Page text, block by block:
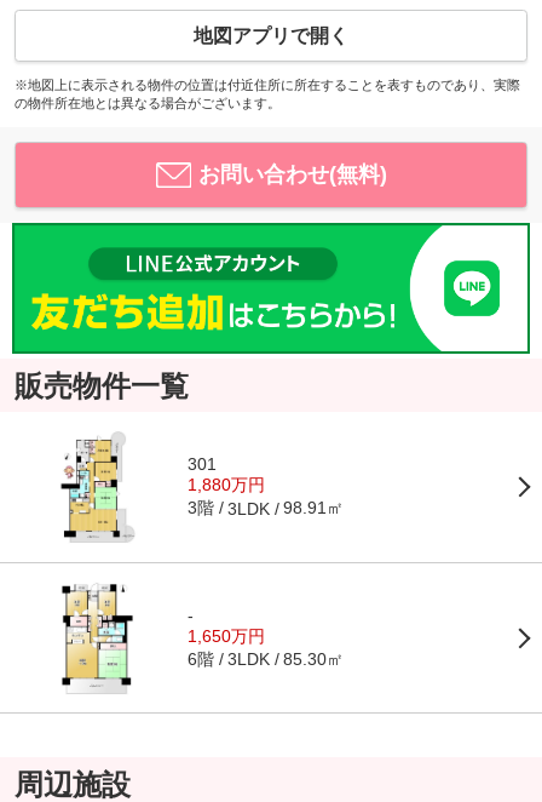
地図アプリで開く
※地図上に表示される物件の位置は付近住所に所在することを表すものであり、実際
の物件所在地とは異なる場合がございます。
お問い合わせ(無料)
販売物件一覧
301
1,880万円
3階 3LDK 98.91㎡
-
1,650万円
6階 3LDK 85.30㎡
周辺施設